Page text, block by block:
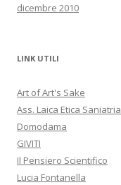
dicembre 2010
LINK UTILI
Art of Art's Sake
Ass. Laica Etica Saniatria
Domodama
GIVITI
Il Pensiero Scientifico
Lucia Fontanella